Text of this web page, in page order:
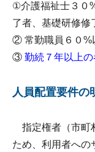
①介護福祉士３０
了者、基礎研修修
② 常勤職員６０%
③ 勤続７年以上
人員配置要件の
指定権者（市町
ため、利用者への